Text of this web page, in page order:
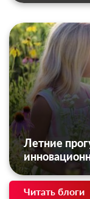
Летние
Читать блоги